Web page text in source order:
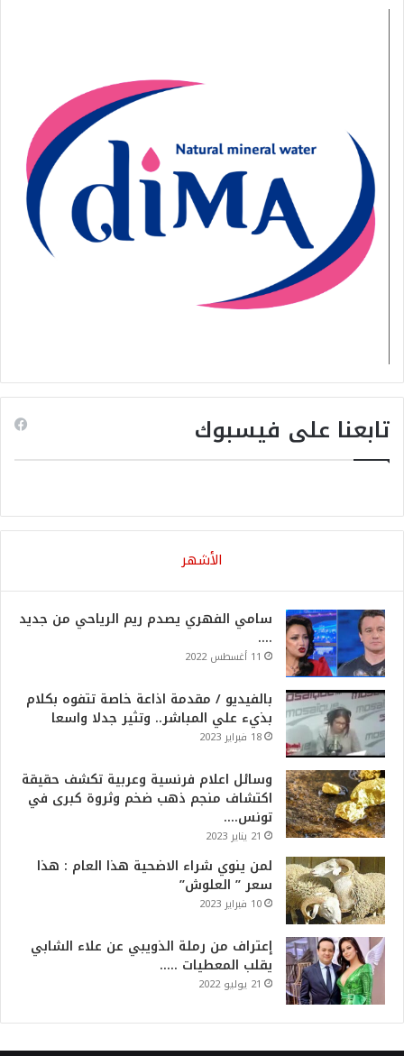
تابعنا على فيسبوك
الأشهر
سامي الفهري يصدم ريم الرياحي من جديد
….
11 أغسطس 2022
بالفيديو / مقدمة اذاعة خاصة تتفوه بكلام
بذيء علي المباشر.. وتثير جدلا واسعا
18 فبراير 2023
وسائل اعلام فرنسية وعربية تكشف حقيقة
اكتشاف منجم ذهب ضخم وثروة كبرى في
تونس….
21 يناير 2023
لمن ينوي شراء الاضحية هذا العام : هذا
سعر ” العلوش”
10 فبراير 2023
إعتراف من رملة الذويبي عن علاء الشابي
يقلب المعطيات …..
21 يوليو 2022